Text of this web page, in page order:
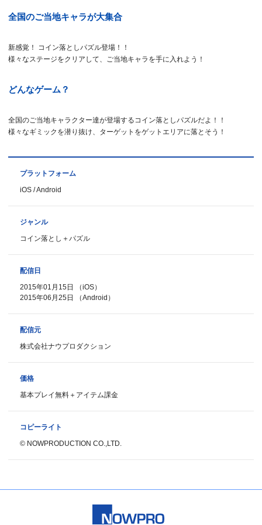
全国のご当地キャラが大集合
新感覚！ コイン落としパズル登場！！
様々なステージをクリアして、ご当地キャラを手に入れよう！
どんなゲーム？
全国のご当地キャラクター達が登場するコイン落としパズルだよ！！
様々なギミックを潜り抜け、ターゲットをゲットエリアに落とそう！
プラットフォーム
iOS / Android
ジャンル
コイン落とし＋パズル
配信日
2015年01月15日 （iOS）
2015年06月25日 （Android）
配信元
株式会社ナウプロダクション
価格
基本プレイ無料＋アイテム課金
コピーライト
© NOWPRODUCTION CO.,LTD.